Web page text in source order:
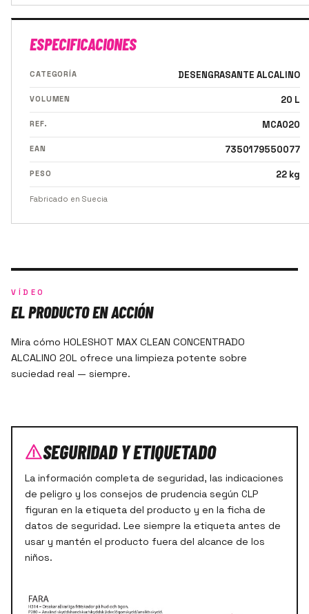
ESPECIFICACIONES
CATEGORÍA DESENGRASANTE ALCALINO
VOLUMEN 20 L
REF. MCA020
EAN 7350179550077
PESO 22 kg
Fabricado en Suecia
VÍDEO
EL PRODUCTO EN ACCIÓN
Mira cómo HOLESHOT MAX CLEAN CONCENTRADO
ALCALINO 20L ofrece una limpieza potente sobre
suciedad real — siempre.
SEGURIDAD Y ETIQUETADO
La información completa de seguridad, las indicaciones
de peligro y los consejos de prudencia según CLP
figuran en la etiqueta del producto y en la ficha de
datos de seguridad. Lee siempre la etiqueta antes de
usar y mantén el producto fuera del alcance de los
niños.